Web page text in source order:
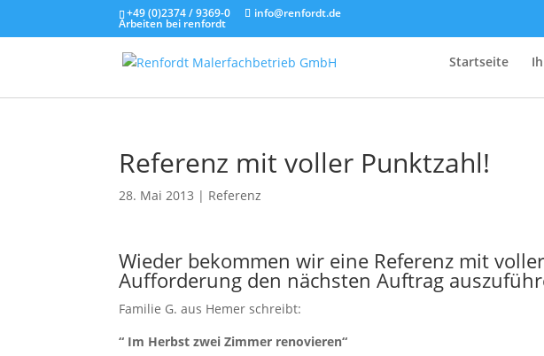
+49 (0)2374 / 9369-0 info@renfordt.de
Arbeiten bei renfordt
Startseite
Referenz mit voller Punktzahl!
28. Mai 2013 | Referenz
Wieder bekommen wir eine Referenz mit
Aufforderung den nächsten Auftrag
Familie G. aus Hemer schreibt:
“ Im Herbst zwei Zimmer renovieren“